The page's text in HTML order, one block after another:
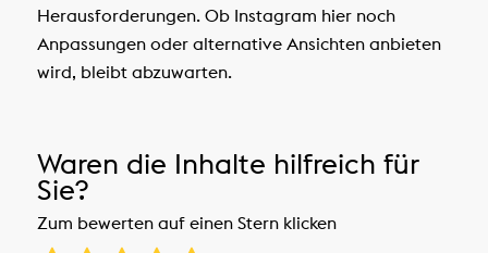
Herausforderungen. Ob Instagram hier noch
Anpassungen oder alternative Ansichten anbieten
wird, bleibt abzuwarten.
Waren die Inhalte hilfreich für
Sie?
Zum bewerten auf einen Stern klicken